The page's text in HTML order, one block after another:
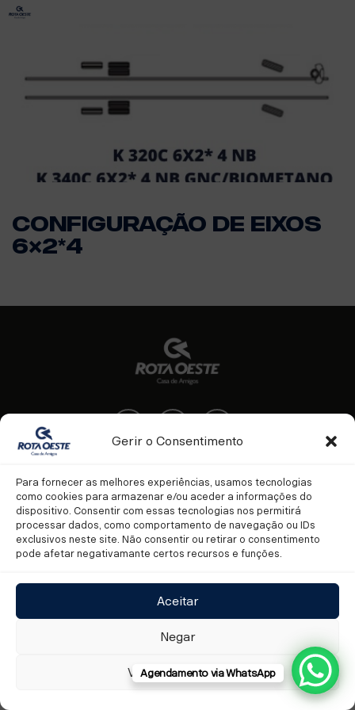
Gerir o Consentimento
Para fornecer as melhores experiências, usamos tecnologias
como cookies para armazenar e/ou aceder a informações do
dispositivo. Consentir com essas tecnologias nos permitirá
processar dados, como comportamento de navegação ou IDs
exclusivos neste site. Não consentir ou retirar o consentimento
pode afetar negativamante certos recursos e funções.
Aceitar
Negar
Ver preferências
Configuração de eixos
6×2*4
LGPD COOKIES
FALE CONOSCO
TRABALHE CONOSCO
POLÍTICAS DE COMPLIANCE
Avenida Ayrton Senna, Nº 497 BR 364 - KM 397 - Distrito Industrial, Cuiabá -
Agendamento via WhatsApp